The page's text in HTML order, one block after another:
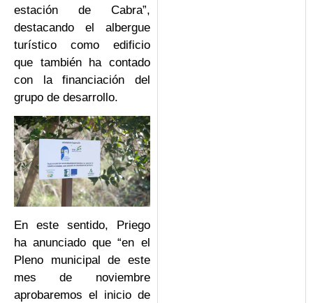
estación de Cabra”,
destacando el albergue
turístico como edificio
que también ha contado
con la financiación del
grupo de desarrollo.
En este sentido, Priego
ha anunciado que “en el
Pleno municipal de este
mes de noviembre
aprobaremos el inicio de